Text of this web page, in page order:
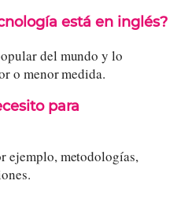
está en inglés?
del mundo y lo
o menor medida.
para
ejemplo, metodologías,